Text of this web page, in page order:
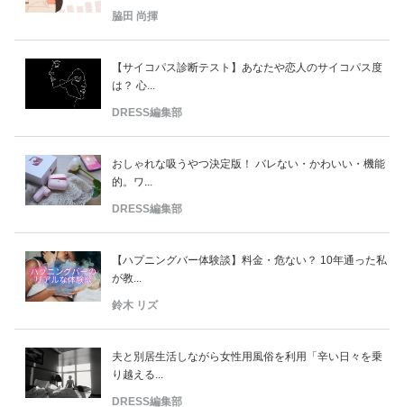
脇田 尚揮
【サイコパス診断テスト】あなたや恋人のサイコパス度
は？ 心...
DRESS編集部
おしゃれな吸うやつ決定版！ バレない・かわいい・機能
的。ワ...
DRESS編集部
【ハプニングバー体験談】料金・危ない？ 10年通った私
が教...
鈴木 リズ
夫と別居生活しながら女性用風俗を利用「辛い日々を乗
り越える...
DRESS編集部